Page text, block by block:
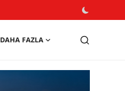
DAHA FAZLA